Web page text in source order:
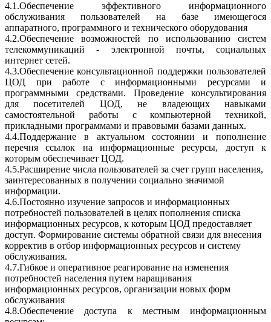
4.1.Обеспечение эффективного информационного
обслуживания пользователей на базе имеющегося
аппаратного, программного и технического оборудования
4.2.Обеспечение возможностей по использованию систем
телекоммуникаций - электронной почты, социальных
интернет сетей.
4.3.Обеспечение консультационной поддержки пользователей
ЦОД при работе с информационными ресурсами и
программными средствами. Проведение консультирования
для посетителей ЦОД, не владеющих навыками
самостоятельной работы с компьютерной техникой,
прикладными программами и правовыми базами данных.
4.4.Поддержание в актуальном состоянии и пополнение
перечня ссылок на информационные ресурсы, доступ к
которым обеспечивает ЦОД.
4.5.Расширение числа пользователей за счет групп населения,
заинтересованных в получении социально значимой
информации.
4.6.Постоянно изучение запросов и информационных
потребностей пользователей в целях пополнения списка
информационных ресурсов, к которым ЦОД предоставляет
доступ. Формирование системы обратной связи для внесения
корректив в отбор информационных ресурсов и систему
обслуживания.
4.7.Гибкое и оперативное реагирование на изменения
потребностей населения путем наращивания
информационных ресурсов, организации новых форм
обслуживания
4.8.Обеспечение доступа к местным информационным